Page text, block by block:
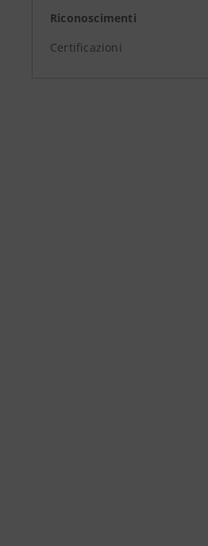
Riconoscimenti
Certificazioni